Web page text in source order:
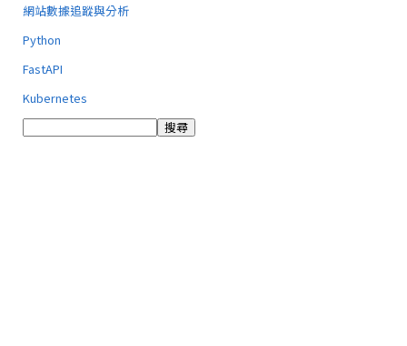
網站數據追蹤與分析
Python
FastAPI
Kubernetes